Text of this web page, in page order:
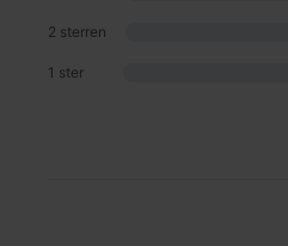
2 sterren
1 ster